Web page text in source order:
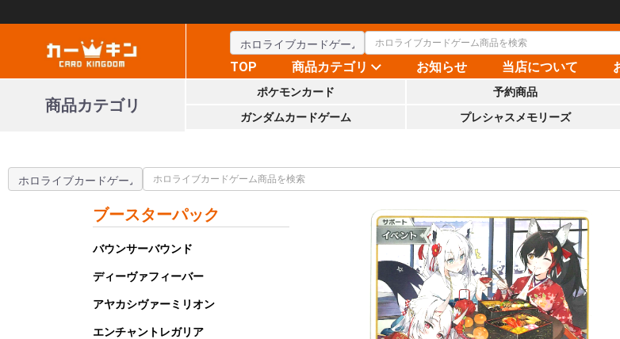
TOP 商品カテゴリ お知らせ 当店について
商品カテゴリ
ポケモンカード 予約商品
ガンダムカードゲーム
プレシャスメモリーズ
ブースターパック
バウンサーバウンド
ディーヴァフィーバー
アヤカシヴァーミリオン
エンチャントレガリア